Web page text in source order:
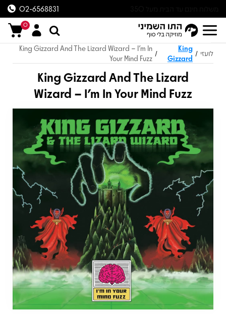
ש״ח
02-6568831
0
לועזי /
King
Gizzard
/
King Gizzard And The Lizard Wizard – I'm In
Your Mind Fuzz
King Gizzard And The Lizard
Wizard – I'm In Your Mind Fuzz